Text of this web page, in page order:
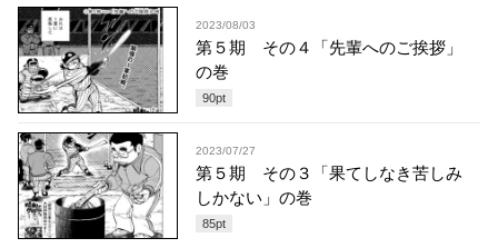
2023/08/03
第５期 その４「先輩へのご挨拶」
の巻
90pt
2023/07/27
第５期 その３「果てしなき苦しみ
しかない」の巻
85pt